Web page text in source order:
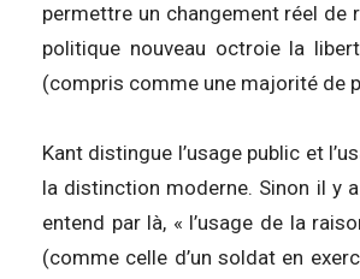
permettre un changement réel de
politique nouveau octroie la
(compris comme une majorité de
Kant distingue l’usage public et
la distinction moderne. Sinon il y
entend par là, « l’usage de la
(comme celle d’un soldat en